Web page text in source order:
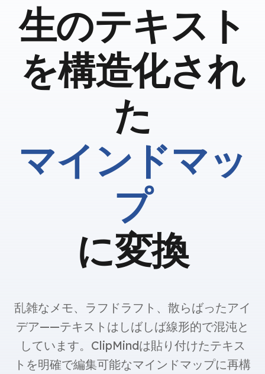
生のテキスト
を構造化され
た
マインドマッ
プ
に変換
乱雑なメモ、ラフドラフト、散らばったアイ
デア——テキストはしばしば線形的で混沌と
しています。ClipMindは貼り付けたテキス
トを明確で編集可能なマインドマップに再構